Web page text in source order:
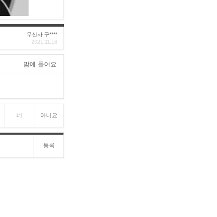
무신사 구****
2021.11.16
맘에 들어요
네 아니요
등록